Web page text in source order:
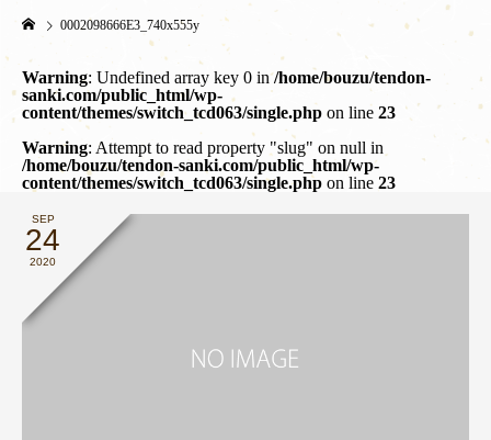
0002098666E3_740x555y
Warning: Undefined array key 0 in/home/bouzu/tendon-
sanki.com/public_html/wp-
content/themes/switch_tcd063/single.php on line 23
Warning: Attempt to read property "slug" on null in
/home/bouzu/tendon-sanki.com/public_html/wp-
content/themes/switch_tcd063/single.php on line 23
SEP
24
2020